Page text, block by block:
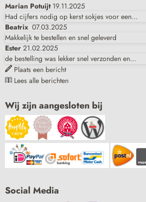
Marian Potuijt 19.11.2025
Had cijfers nodig op kerst sokjes voor een...
Beatrix 07.03.2025
Makkelijk te bestellen en snel geleverd
Ester 21.02.2025
de bestelling was lekker snel verzonden en...
Plaats een bericht
Lees alle berichten
Wij zijn aangesloten bij
Social Media